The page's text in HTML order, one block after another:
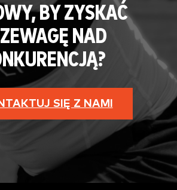
BY ZYSKAĆ
NAD
SIĘ Z NAMI